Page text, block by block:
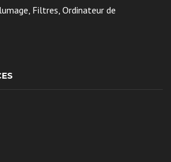
Filtres, Ordinateur de